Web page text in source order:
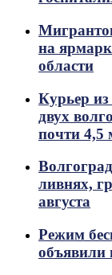
на
области
Курьер
двух
почти 4,5
ливнях,
августа
Режим
объявили